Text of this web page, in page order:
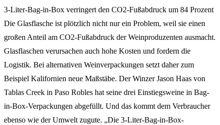
3-Liter-Bag-in-Box verringert den CO2-Fußabdruck um 84 Prozent
Die Glasflasche ist plötzlich nicht nur ein Problem, weil sie einen
großen Anteil am CO2-Fußabdruck der Weinproduzenten ausmacht.
Glasflaschen verursachen auch hohe Kosten und fordern die
Logistik. Bei alternativen Weinverpackungen setzt daher zum
Beispiel Kalifornien neue Maßstäbe. Der Winzer Jason Haas von
Tablas Creek in Paso Robles hat seine drei Einstiegsweine in Bag-
in-Box-Verpackungen abgefüllt. Und das kommt dem Verbraucher
ebenso wie der Umwelt zugute. „Die 3-Liter-Bag-in-Box-